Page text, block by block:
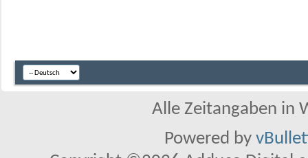
Alle Zeitangaben in
Powered by